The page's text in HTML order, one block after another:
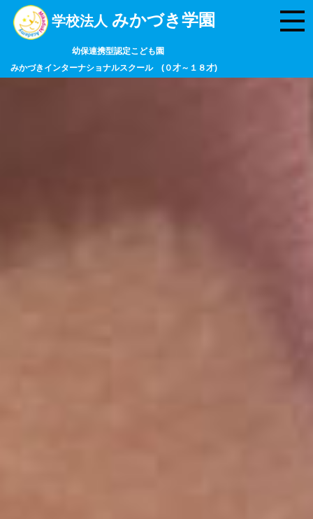
学校法人 みかづき学園
幼保連携型認定こども園
みかづきインターナショナルスクール (０才～１８才)